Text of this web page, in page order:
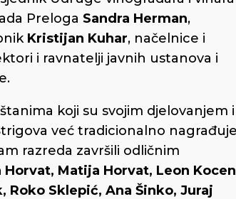
Preloga Sandra Herman,
Kristijan Kuhar, načelnice i
i ravnatelji javnih ustanova i
koji su svojim djelovanjem i
već tradicionalno
razreda završili odličnim
Horvat, Matija Horvat, Leon
Roko Sklepić, Ana Šinko, Juraj